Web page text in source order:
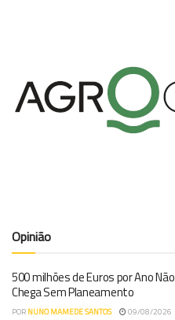
Opinião
500 milhões de Euros por Ano Não
Chega Sem Planeamento
POR NUNO MAMEDE SANTOS 09/08/2026